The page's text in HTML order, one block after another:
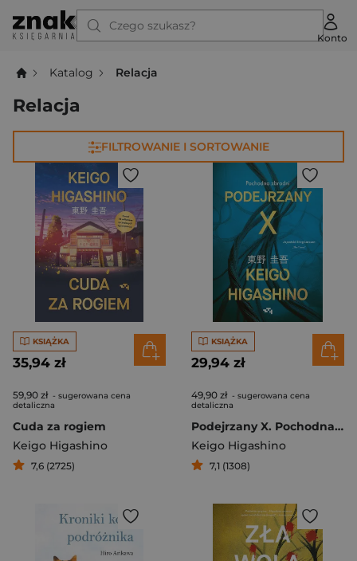
Czego szukasz?
Konto
Katalog Relacja
Relacja
FILTROWANIE I SORTOWANIE
KSIĄŻKA
35,94 zł
59,90 zł - sugerowana cena
detaliczna
Cuda za rogiem
Keigo Higashino
7,6 (2725)
KSIĄŻKA
29,94 zł
49,90 zł - sugerowana cena
detaliczna
Podejrzany X. Pochodna zbrodni
Keigo Higashino
7,1 (1308)